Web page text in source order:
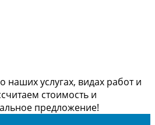
услугах, видах работ и
стоимость и
предложение!